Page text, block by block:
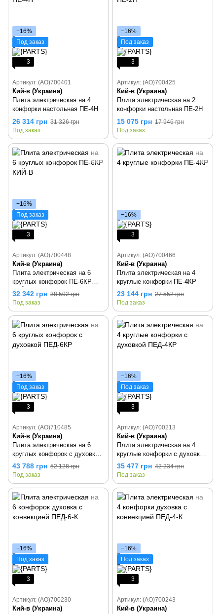
−16%
Под заказ
3
Артикул: (AO)700401
Кий-в (Украина)
Плита электрическая на 4
конфорки настольная ПЕ-4Н
26 314 грн 31 326 грн
Под заказ
−16%
Под заказ
3
Артикул: (AO)700425
Кий-в (Украина)
Плита электрическая на 2
конфорки настольная ПЕ-2Н
15 075 грн 17 946 грн
Под заказ
−16%
Под заказ
3
Артикул: (AO)700448
Кий-в (Украина)
Плита электрическая на 6
круглых конфорок ПЕ-6КР
КИЙ-В
32 342 грн 38 502 грн
Под заказ
−16%
3
Артикул: (AO)700466
Кий-в (Украина)
Плита электрическая на 4
круглые конфорки ПЕ-4КР
23 144 грн 27 552 грн
Под заказ
−16%
Под заказ
3
Артикул: (AO)710485
Кий-в (Украина)
Плита электрическая на 6
круглых конфорок с духовкой
ПЕД-6КР
43 788 грн 52 128 грн
Под заказ
−16%
Под заказ
3
Артикул: (AO)700213
Кий-в (Украина)
Плита электрическая на 4
круглые конфорки с духовкой
ПЕД-4КР
35 477 грн 42 234 грн
Под заказ
−16%
Под заказ
3
Артикул: (AO)700230
Кий-в (Украина)
−16%
Под заказ
3
Артикул: (AO)700243
Кий-в (Украина)